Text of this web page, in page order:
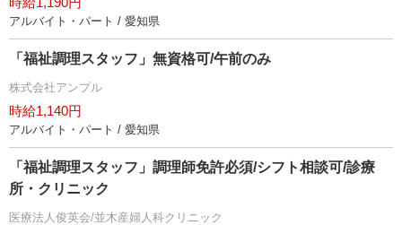
アルバイト・パート / 愛知県
「福祉調理スタッフ」無資格可/午前のみ
株式会社アンプル
時給1,140円
アルバイト・パート / 愛知県
「福祉調理スタッフ」調理師免許必須/シフト相談可/診療
所・クリニック
医療法人俊英会/並木産婦人科クリニック